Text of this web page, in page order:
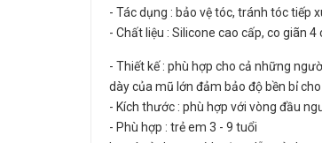
- Tác dụng : bảo vệ tóc, tránh tóc tiếp
- Chất liệu : Silicone cao cấp, co giãn
- Thiết kế : phù hợp cho cả những
dày của mũ lớn đảm bảo độ bền bỉ
- Kích thước : phù hợp với vòng đầu
- Phù hợp : trẻ em 3 - 9 tuổi